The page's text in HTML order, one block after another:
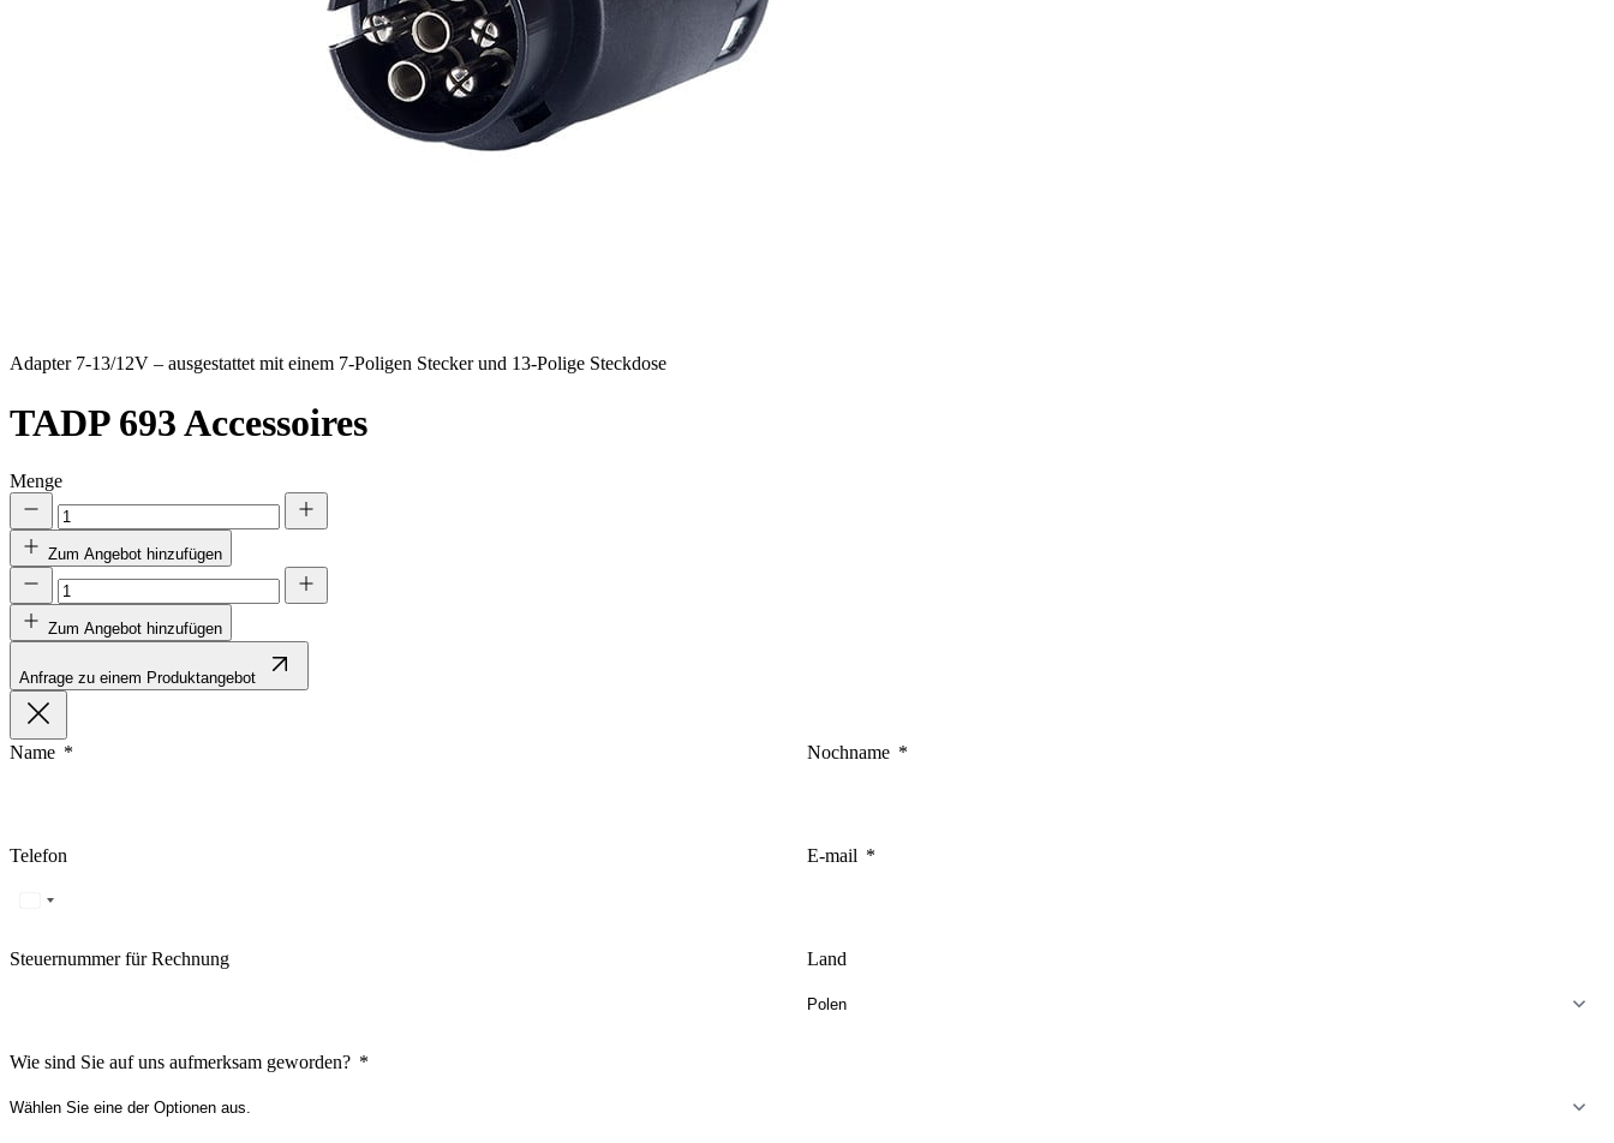
Adapter 7-13/12V – ausgestattet mit einem 7-Poligen Stecker und 13-Polige Steckdose
TADP 693Accessoires
Menge
Zum Angebot hinzufügen
Zum Angebot hinzufügen
Anfrage zu einem Produktangebot
Name Nochname
Telefon E-mail
Steuernummer für Rechnung Land
Wie sind Sie auf uns aufmerksam geworden?
Wir verwenden Cookies, um Inhalte und Anzeigen zu personalisieren, um Funktionen für soziale Medien anbieten zu können und um unseren
Präferenzen
Statistik-Cookies helfen Website-Betreibern zu verstehen, wie sich verschiedene Benutzer auf der Website verhalten, indem sie anonyme